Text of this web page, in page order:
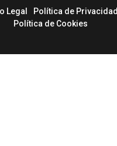
Legal
Política de Privacidad
Política de Cookies